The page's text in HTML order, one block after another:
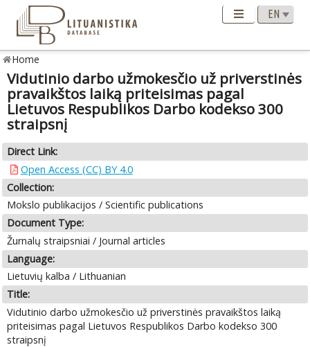
Home
Vidutinio darbo užmokesčio už priverstinės
pravaikštos laiką priteisimas pagal
Lietuvos Respublikos Darbo kodekso 300
straipsnį
Direct Link:
Open Access (CC) BY 4.0
Collection:
Mokslo publikacijos / Scientific publications
Document Type:
Žurnalų straipsniai / Journal articles
Language:
Lietuvių kalba / Lithuanian
Title:
Vidutinio darbo užmokesčio už priverstinės pravaikštos laiką
priteisimas pagal Lietuvos Respublikos Darbo kodekso 300
straipsnį